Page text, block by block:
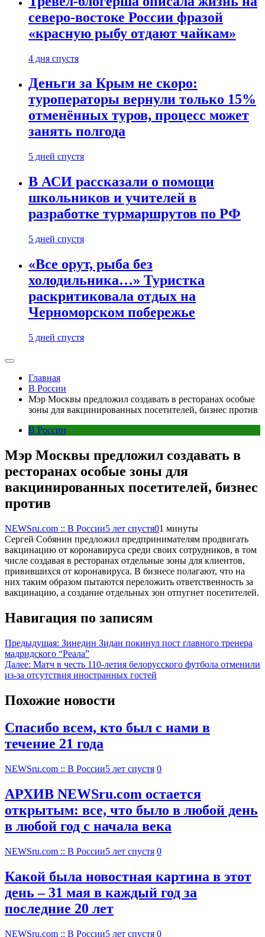
северо-востоке России фразой
«красную рыбу отдают чайкам»
4 дня спустя
Деньги за Крым не скоро:
туроператоры вернули только 15%
отменённых туров, процесс может
занять полгода
5 дней спустя
В АСИ рассказали о помощи
школьников и учителей в
разработке турмаршрутов по РФ
5 дней спустя
«Все орут, рыба без
холодильника…» Туристка
раскритиковала отдых на
Черноморском побережье
5 дней спустя
Главная
В России
Мэр Москвы предложил создавать в ресторанах особые
зоны для вакцинированных посетителей, бизнес против
В России
Мэр Москвы предложил создавать в
ресторанах особые зоны для
вакцинированных посетителей, бизнес
против
NEWSru.com :: В России5 лет спустя01 минуты
Сергей Собянин предложил предпринимателям продвигать
вакцинацию от коронавируса среди своих сотрудников, в том
числе создавая в ресторанах отдельные зоны для клиентов,
привившихся от коронавируса. В бизнесе полагают, что на
них таким образом пытаются переложить ответственность за
вакцинацию, а создание отдельных зон отпугнет посетителей.
Навигация по записям
Предыдущая: Зинедин Зидан покинул пост главного тренера
мадридского “Реала”
Далее: Матч в честь 110-летия белорусского футбола отменили
из-за отсутствия иностранных гостей
Похожие новости
Спасибо всем, кто был с нами в
течение 21 года
NEWSru.com :: В России5 лет спустя 0
АРХИВ NEWSru.com остается
открытым: все, что было в любой день
в любой год с начала века
NEWSru.com :: В России5 лет спустя 0
Какой была новостная картина в этот
день – 31 мая в каждый год за
последние 20 лет
NEWSru.com :: В России5 лет спустя 0